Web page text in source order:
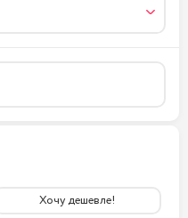
Хочу дешевле!